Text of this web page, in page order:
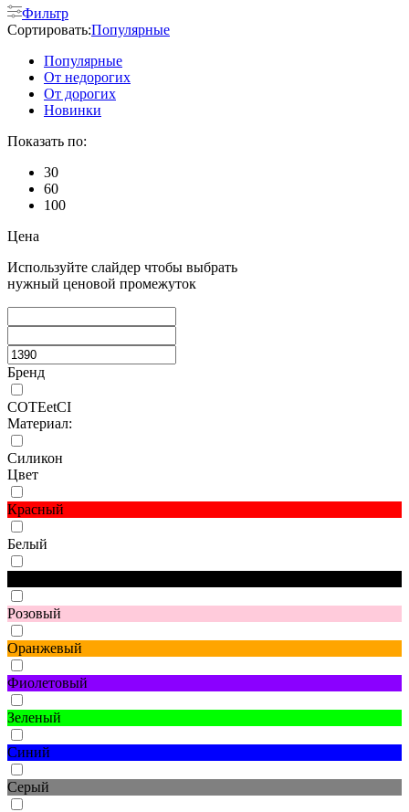
Фильтр
Сортировать:Популярные
Популярные
От недорогих
От дорогих
Новинки
Показать по:
30
60
100
Цена
Используйте слайдер чтобы выбрать
нужный ценовой промежуток
Бренд
COTEetCI
Материал:
Силикон
Цвет
Красный
Белый
Розовый
Оранжевый
Фиолетовый
Зеленый
Синий
Серый